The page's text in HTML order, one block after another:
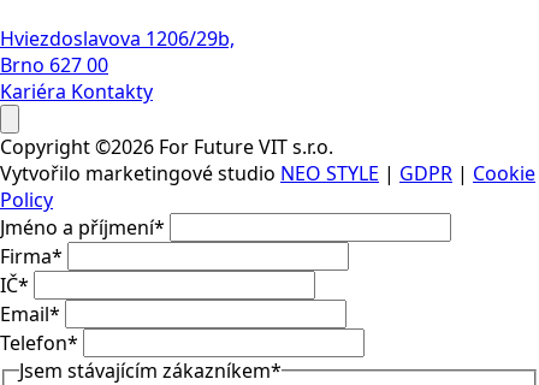
Hviezdoslavova 1206/29b,
Brno 627 00
Kariéra Kontakty
Copyright ©2026 For Future VIT s.r.o.
Vytvořilo marketingové studio NEO STYLE | GDPR | Cookie
Policy
Jméno a příjmení*
Firma*
IČ*
Email*
Telefon*
Jsem stávajícím zákazníkem*